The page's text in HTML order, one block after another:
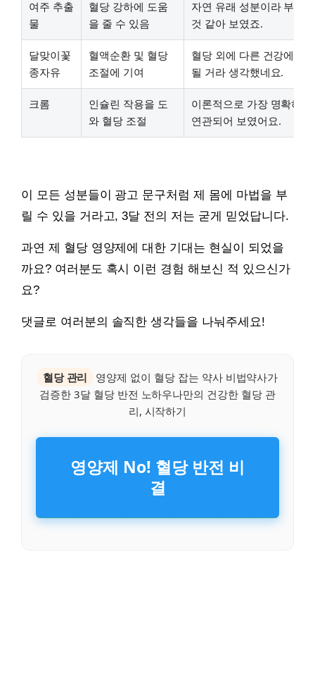
여주 추출
물
혈당 강하에 도움
을 줄 수 있음
자연 유래 성분이라 부작
것 같아 보였죠.
달맞이꽃
종자유
혈액순환 및 혈당
조절에 기여
혈당 외에 다른 건강에도
될 거라 생각했네요.
크롬
인슐린 작용을 도
와 혈당 조절
이론적으로 가장 명확하
연관되어 보였어요.
이 모든 성분들이 광고 문구처럼 제 몸에 마법을 부
릴 수 있을 거라고, 3달 전의 저는 굳게 믿었답니다.
과연 제 혈당 영양제에 대한 기대는 현실이 되었을
까요? 여러분도 혹시 이런 경험 해보신 적 있으신가
요?
댓글로 여러분의 솔직한 생각들을 나눠주세요!
혈당 관리
영양제 없이 혈당 잡는 약사 비법약사가
검증한 3달 혈당 반전 노하우나만의 건강한 혈당 관
리, 시작하기
영양제 No! 혈당 반전 비
결